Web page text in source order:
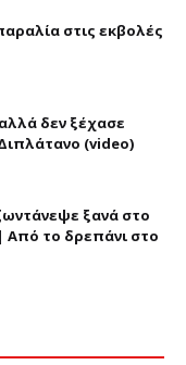
στις εκβολές
δεν ξέχασε
(video)
ξανά στο
το δρεπάνι στο